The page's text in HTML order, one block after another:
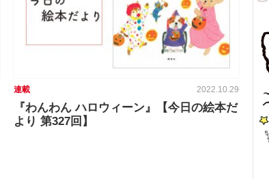
連載 2022.10.29
『わんわん ハロウィーン』【今日の絵本だ
より 第327回】